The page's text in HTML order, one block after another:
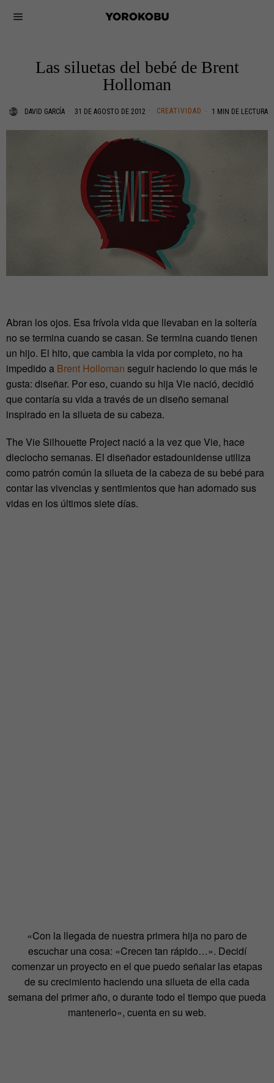
Las siluetas del bebé de Brent
Holloman
DAVID GARCÍA 31 DE AGOSTO DE 2012 CREATIVIDAD 1 MIN DE LECTURA
Abran los ojos. Esa frívola vida que llevaban en la soltería
no se termina cuando se casan. Se termina cuando tienen
un hijo. El hito, que cambia la vida por completo, no ha
impedido a Brent Holloman seguir haciendo lo que más le
gusta: diseñar. Por eso, cuando su hija Vie nació, decidió
que contaría su vida a través de un diseño semanal
inspirado en la silueta de su cabeza.
The Vie Silhouette Project nació a la vez que Vie, hace
dieciocho semanas. El diseñador estadounidense utiliza
como patrón común la silueta de la cabeza de su bebé para
contar las vivencias y sentimientos que han adornado sus
vidas en los últimos siete días.
«Con la llegada de nuestra primera hija no paro de
escuchar una cosa: «Crecen tan rápido…». Decidí
comenzar un proyecto en el que puedo señalar las etapas
de su crecimiento haciendo una silueta de ella cada
semana del primer año, o durante todo el tiempo que pueda
mantenerlo», cuenta en su web.